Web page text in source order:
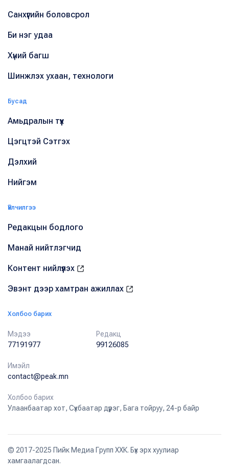
Санхүүгийн боловсрол
Би нэг удаа
Хүний багш
Шинжлэх ухаан, технологи
Бусад
Амьдралын түүх
Цэгцтэй Сэтгэх
Дэлхий
Нийгэм
Үйлчилгээ
Редакцын бодлого
Манай нийтлэгчид
Контент нийлүүлэх
Эвэнт дээр хамтран ажиллах
Холбоо барих
Мэдээ
77191977
Редакц
99126085
Имэйл
contact@peak.mn
Холбоо барих
Улаанбаатар хот, Сүхбаатар дүүрэг, Бага тойруу, 24-р байр
© 2017-2025 Пийк Медиа Групп ХХК. Бүх эрх хуулиар
хамгаалагдсан.